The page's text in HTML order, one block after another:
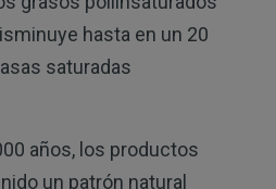
hasta en un 20
saturadas
años, los productos
un patrón natural